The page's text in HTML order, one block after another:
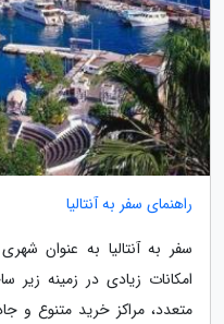
راهنمای سفر به آنتالیا
سفر به آنتالیا به عنوان
امکانات زیادی در زمینه
متعدد، مراکز خرید متنوع و